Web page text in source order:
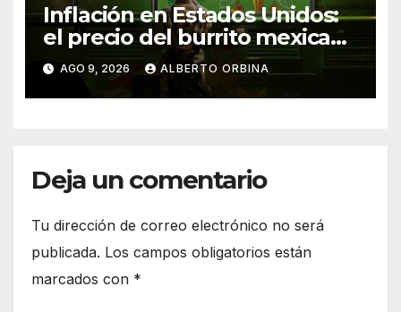
Inflación en Estados Unidos:
el precio del burrito mexicano
causa indigestión en el
partido de Donald Trump
AGO 9, 2026 ALBERTO ORBINA
Deja un comentario
Tu dirección de correo electrónico no será
publicada. Los campos obligatorios están
marcados con *